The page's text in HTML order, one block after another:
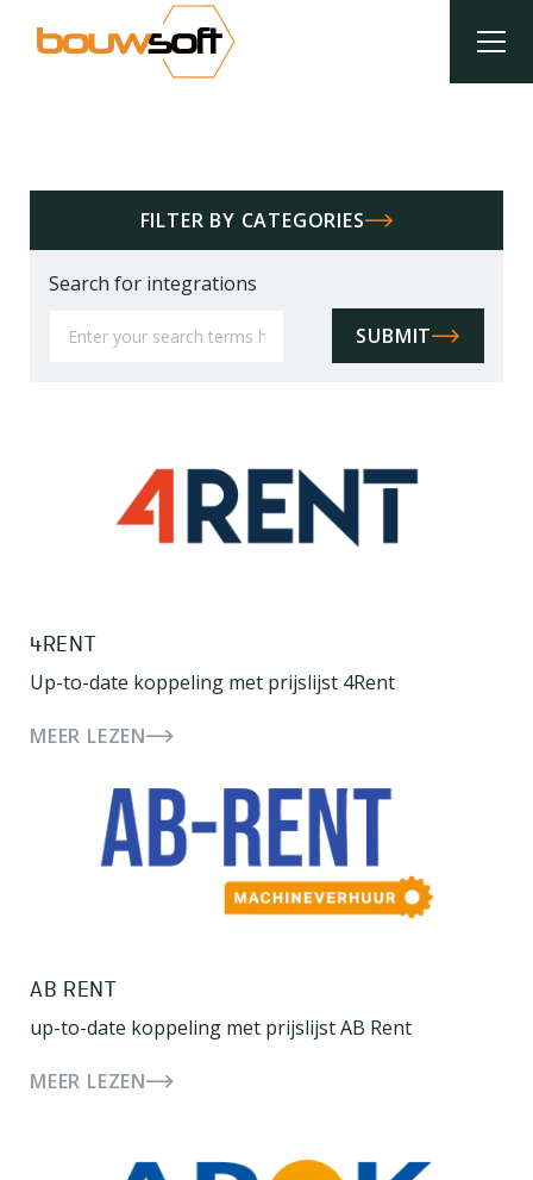
FILTER BY CATEGORIES
Search for integrations
SUBMIT
4RENT
Up-to-date koppeling met prijslijst 4Rent
MEER LEZEN
AB RENT
up-to-date koppeling met prijslijst AB Rent
MEER LEZEN